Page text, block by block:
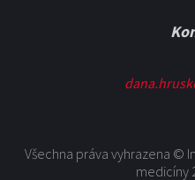
Všechna práva vyhrazena ©
medicíny